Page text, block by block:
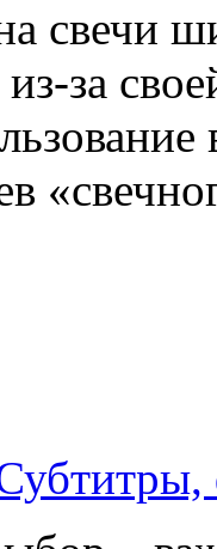
свечи
за